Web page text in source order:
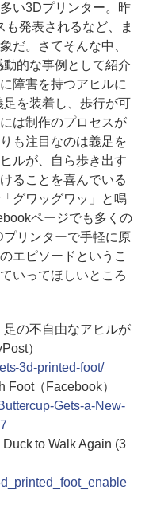
い3Dプリンター。昨
も発表されるなど、ま
だ。さてそんな中、
的な事例として紹介
障害を持つアヒルに
を装着し、歩行が可
は制作のプロセスが
も注目なのは義足を
ルが、自ら歩き出す
ることを喜んでいる
グワッグワッ」と鳴
ページでも多くの
プリンターで手軽に原
エピソードというこ
いってほしいところ
の不自由なアヒルが
）
3d-printed-foot/
（Facebook）
Gets-a-New-
to Walk Again (3